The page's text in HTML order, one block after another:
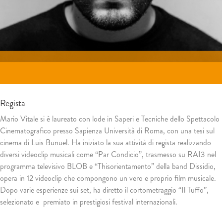
Regista
Mario Vitale si è laureato con lode in Saperi e Tecniche dello Spettacolo
Cinematografico presso Sapienza Università di Roma, con una tesi sul
cinema di Luis Bunuel. Ha iniziato la sua attività di regista realizzando
diversi videoclip musicali come “Par Condicio”, trasmesso su RAI3 nel
programma televisivo BLOB e “Thisorientamento” della band Dissidio,
opera in 12 videoclip che compongono un vero e proprio film musicale.
Dopo varie esperienze sui set, ha diretto il cortometraggio “Il Tuffo”,
selezionato e premiato in prestigiosi festival internazionali.